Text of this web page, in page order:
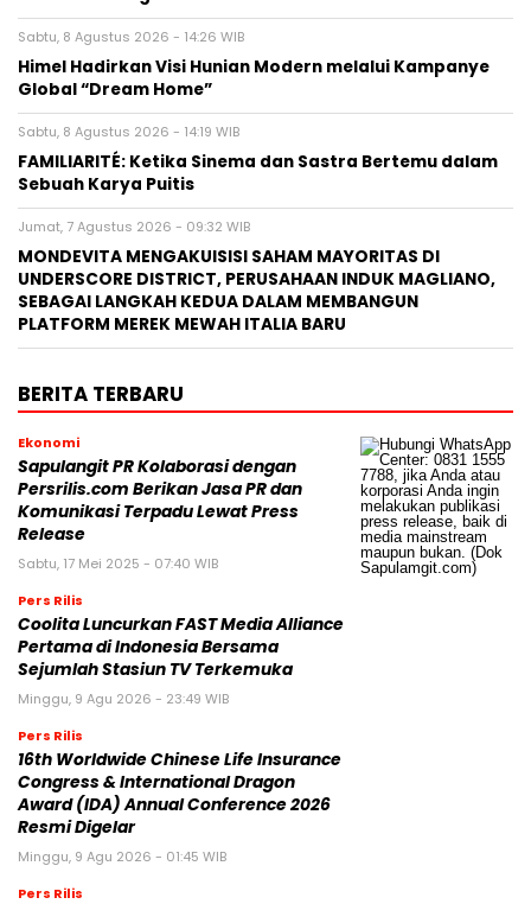
Sabtu, 8 Agustus 2026 - 14:26 WIB
Himel Hadirkan Visi Hunian Modern melalui Kampanye
Global “Dream Home”
Sabtu, 8 Agustus 2026 - 14:19 WIB
FAMILIARITÉ: Ketika Sinema dan Sastra Bertemu dalam
Sebuah Karya Puitis
Jumat, 7 Agustus 2026 - 09:32 WIB
MONDEVITA MENGAKUISISI SAHAM MAYORITAS DI
UNDERSCORE DISTRICT, PERUSAHAAN INDUK MAGLIANO,
SEBAGAI LANGKAH KEDUA DALAM MEMBANGUN
PLATFORM MEREK MEWAH ITALIA BARU
BERITA TERBARU
Ekonomi
Sapulangit PR Kolaborasi dengan
Persrilis.com Berikan Jasa PR dan
Komunikasi Terpadu Lewat Press
Release
Sabtu, 17 Mei 2025 - 07:40 WIB
Pers Rilis
Coolita Luncurkan FAST Media Alliance
Pertama di Indonesia Bersama
Sejumlah Stasiun TV Terkemuka
Minggu, 9 Agu 2026 - 23:49 WIB
Pers Rilis
16th Worldwide Chinese Life Insurance
Congress & International Dragon
Award (IDA) Annual Conference 2026
Resmi Digelar
Minggu, 9 Agu 2026 - 01:45 WIB
Pers Rilis